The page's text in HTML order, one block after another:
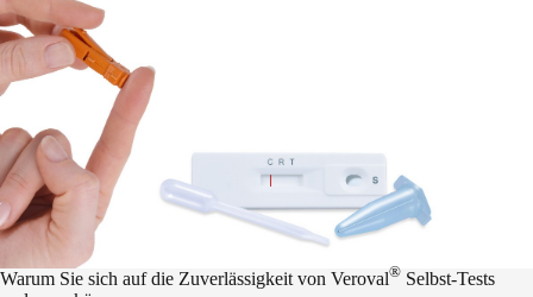
Warum Sie sich auf die Zuverlässigkeit von Veroval® Selbst-Tests